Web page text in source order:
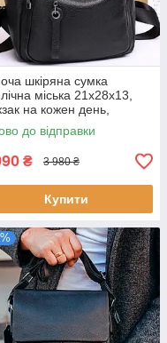
шкіряна сумка
міська 21х28х13,
на кожен день,
до відправки
₴ 3 980 ₴
Купити